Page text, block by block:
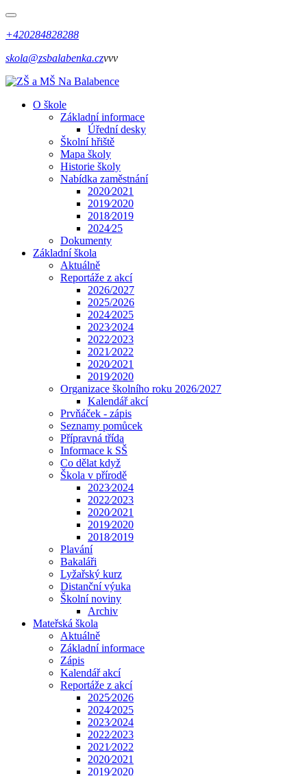
+420284828288
skola@zsbalabenka.czvvv
O škole
Základní informace
Úřední desky
Školní hřiště
Mapa školy
Historie školy
Nabídka zaměstnání
2020⁄2021
2019⁄2020
2018⁄2019
2024⁄25
Dokumenty
Základní škola
Aktuálně
Reportáže z akcí
2026/2027
2025/2026
2024⁄2025
2023⁄2024
2022⁄2023
2021⁄2022
2020⁄2021
2019⁄2020
Organizace školního roku 2026/2027
Kalendář akcí
Prvňáček - zápis
Seznamy pomůcek
Přípravná třída
Informace k SŠ
Co dělat když
Škola v přírodě
2023⁄2024
2022⁄2023
2020⁄2021
2019⁄2020
2018⁄2019
Plavání
Bakaláři
Lyžařský kurz
Distanční výuka
Školní noviny
Archiv
Mateřská škola
Aktuálně
Základní informace
Zápis
Kalendář akcí
Reportáže z akcí
2025⁄2026
2024⁄2025
2023⁄2024
2022⁄2023
2021⁄2022
2020⁄2021
2019⁄2020